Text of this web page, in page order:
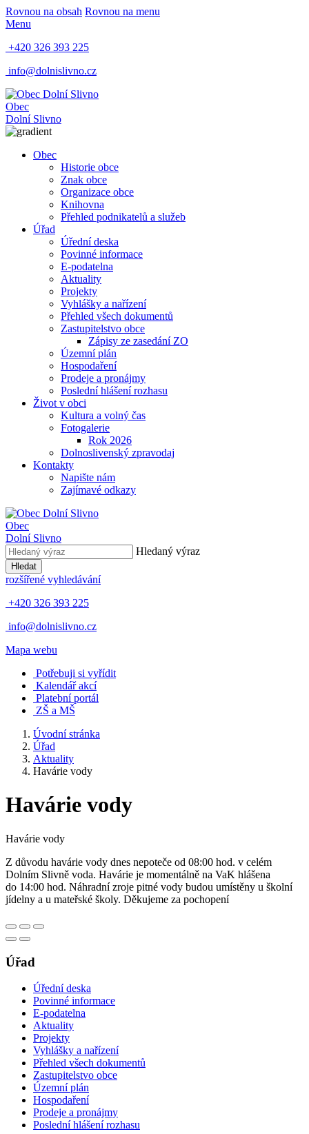
Rovnou na obsah Rovnou na menu
Menu
+420 326 393 225
info@dolnislivno.cz
Obec
Dolní Slivno
Obec
Historie obce
Znak obce
Organizace obce
Knihovna
Přehled podnikatelů a služeb
Úřad
Úřední deska
Povinné informace
E-podatelna
Aktuality
Projekty
Vyhlášky a nařízení
Přehled všech dokumentů
Zastupitelstvo obce
Zápisy ze zasedání ZO
Územní plán
Hospodaření
Prodeje a pronájmy
Poslední hlášení rozhasu
Život v obci
Kultura a volný čas
Fotogalerie
Rok 2026
Dolnoslivenský zpravodaj
Kontakty
Napište nám
Zajímavé odkazy
Obec
Dolní Slivno
Hledaný výraz
Hledat
rozšířené vyhledávání
+420 326 393 225
info@dolnislivno.cz
Mapa webu
Potřebuji si vyřídit
Kalendář akcí
Platební portál
ZŠ a MŠ
Úvodní stránka
Úřad
Aktuality
Havárie vody
Havárie vody
Havárie vody
Z důvodu havárie vody dnes nepoteče od 08:00 hod. v celém
Dolním Slivně voda. Havárie je momentálně na VaK hlášena
do 14:00 hod. Náhradní zroje pitné vody budou umístěny u školní
jídelny a u mateřské školy. Děkujeme za pochopení
Úřad
Úřední deska
Povinné informace
E-podatelna
Aktuality
Projekty
Vyhlášky a nařízení
Přehled všech dokumentů
Zastupitelstvo obce
Územní plán
Hospodaření
Prodeje a pronájmy
Poslední hlášení rozhasu